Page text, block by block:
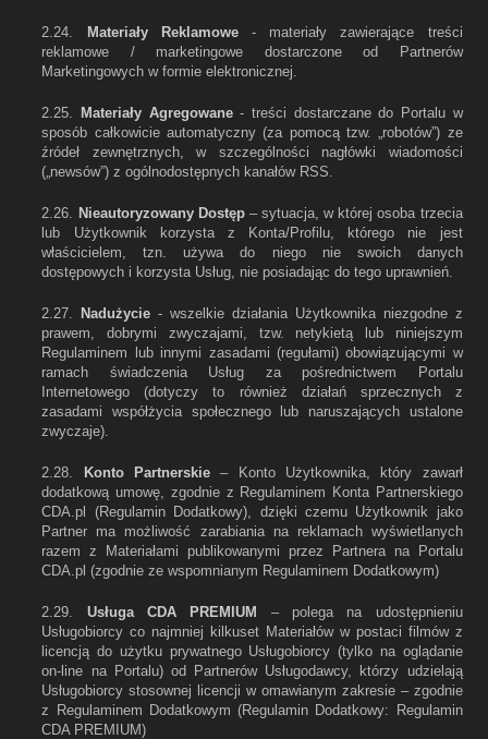
2.24. Materiały Reklamowe- materiały zawierające treści
reklamowe / marketingowe dostarczone od Partnerów
Marketingowych w formie elektronicznej.
2.25. Materiały Agregowane- treści dostarczane do Portalu w
sposób całkowicie automatyczny (za pomocą tzw. „robotów”) ze
źródeł zewnętrznych, w szczególności nagłówki wiadomości
(„newsów”) z ogólnodostępnych kanałów RSS.
2.26. Nieautoryzowany Dostęp– sytuacja, w której osoba trzecia
lub Użytkownik korzysta z Konta/Profilu, którego nie jest
właścicielem, tzn. używa do niego nie swoich danych
dostępowych i korzysta Usług, nie posiadając do tego uprawnień.
2.27. Nadużycie - wszelkie działania Użytkownika niezgodne z
prawem, dobrymi zwyczajami, tzw. netykietą lub niniejszym
Regulaminem lub innymi zasadami (regułami) obowiązującymi w
ramach świadczenia Usług za pośrednictwem Portalu
Internetowego (dotyczy to również działań sprzecznych z
zasadami współżycia społecznego lub naruszających ustalone
zwyczaje).
2.28. Konto Partnerskie – Konto Użytkownika, który zawarł
dodatkową umowę, zgodnie z Regulaminem Konta Partnerskiego
CDA.pl (Regulamin Dodatkowy), dzięki czemu Użytkownik jako
Partner ma możliwość zarabiania na reklamach wyświetlanych
razem z Materiałami publikowanymi przez Partnera na Portalu
CDA.pl (zgodnie ze wspomnianym Regulaminem Dodatkowym)
2.29. Usługa CDA PREMIUM
– polega na udostępnieniu
Usługobiorcy co najmniej kilkuset Materiałów w postaci filmów z
licencją do użytku prywatnego Usługobiorcy (tylko na oglądanie
on-line na Portalu) od Partnerów Usługodawcy, którzy udzielają
Usługobiorcy stosownej licencji w omawianym zakresie – zgodnie
z Regulaminem Dodatkowym (Regulamin Dodatkowy: Regulamin
CDA PREMIUM)